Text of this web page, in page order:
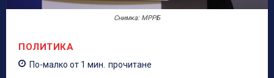
Снимка: МРРБ
ПОЛИТИКА
По-малко от 1 мин. прочитане